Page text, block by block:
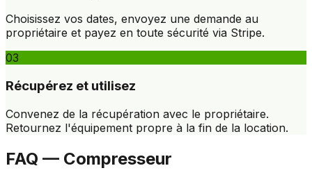
Choisissez vos dates, envoyez une demande au
propriétaire et payez en toute sécurité via Stripe.
03
Récupérez et utilisez
Convenez de la récupération avec le propriétaire.
Retournez l'équipement propre à la fin de la location.
FAQ — Compresseur